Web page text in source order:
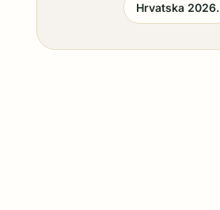
Hrvatska 2026.